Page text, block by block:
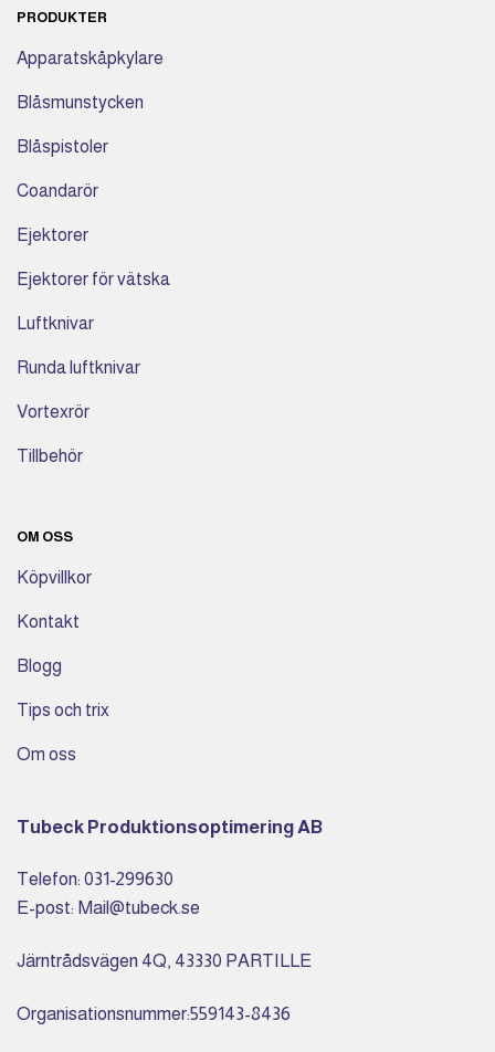
PRODUKTER
Apparatskåpkylare
Blåsmunstycken
Blåspistoler
Coandarör
Ejektorer
Ejektorer för vätska
Luftknivar
Runda luftknivar
Vortexrör
Tillbehör
OM OSS
Köpvillkor
Kontakt
Blogg
Tips och trix
Om oss
Tubeck Produktionsoptimering AB
Telefon: 031-299630
E-post: Mail@tubeck.se
Järntrådsvägen 4Q, 43330 PARTILLE
Organisationsnummer:559143-8436